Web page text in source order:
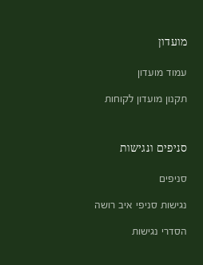
מועדון
עמוד מועדון
תקנון מועדון לקוחות
סניפים ונגישות
סניפים
נגישות סניפי איב רושה
הסדרי נגישות